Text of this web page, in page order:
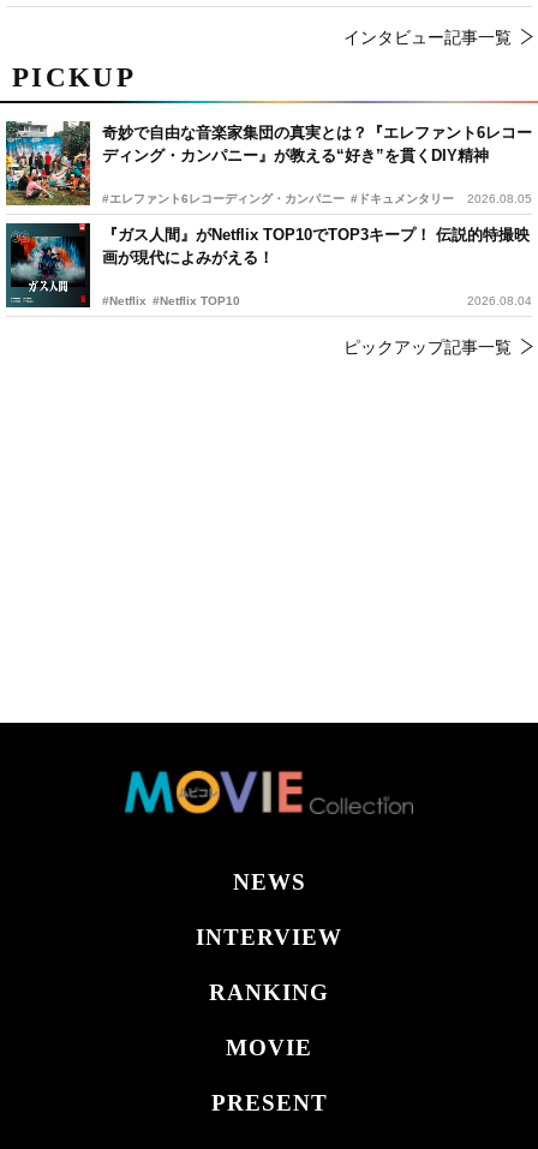
PICKUP
奇妙で自由な音楽家集団の真実とは？『エレファント6レコー
ディング・カンパニー』が教える“好き”を貫くDIY精神
#エレファント6レコーディング・カンパニー #ドキュメンタリー 2026.08.05
『ガス人間』がNetflix TOP10でTOP3キープ！ 伝説的特撮映
画が現代によみがえる！
#Netflix #Netflix TOP10 2026.08.04
ピックアップ記事一覧
インタビュー記事一覧
NEWS
INTERVIEW
RANKING
MOVIE
PRESENT